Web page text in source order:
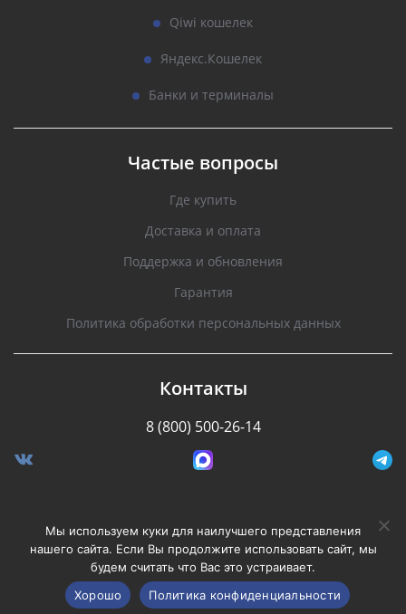
Qiwi кошелек
Яндекс.Кошелек
Банки и терминалы
Частые вопросы
Где купить
Доставка и оплата
Поддержка и обновления
Гарантия
Политика обработки персональных данных
Контакты
8 (800) 500-26-14
Разработано Stormcorp
Copyright © 2008-2020, Silverstone F1. Все права
защищены.
Мы используем куки для наилучшего представления
нашего сайта. Если Вы продолжите использовать сайт, мы
будем считать что Вас это устраивает.
Хорошо
Политика конфиденциальности